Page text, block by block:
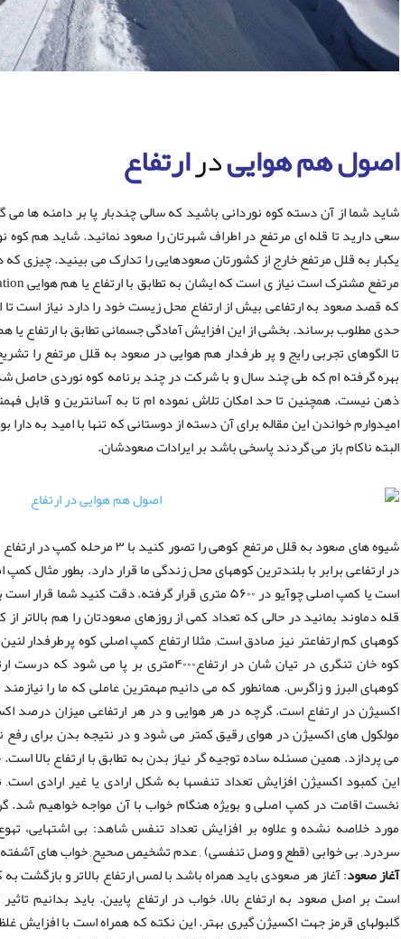
اصولهم هواییدرارتفاع
شاید شما از آن دسته کوه نوردانی باشید که سالی چندبار پا بر دامنه ها می
سعی دارید تا قله ای مرتفع در اطراف شهرتان را صعود نمائید. شاید هم
یکبار به قلل مرتفع خارج از کشورتان صعودهایی را تدارک می بینید. چیزی که
مرتفع مشترک است نیاز ی است که ایشان به تطابق با ارتفاع یا هم هوایی
که قصد صعود به ارتفاعی بیش از ارتفاع محل زیست خود را دارد نیاز است تا
حدی مطلوب برساند. بخشی از این افزایش آمادگی جسمانی تطابق با ارتفاع
تا الگوهای تجربی رایج و پر طرفدار هم هوایی در صعود به قلل مرتفع را
بهره گرفته ام که طی چند سال و با شرکت در چند برنامه کوه نوردی حاصل
ذهن نیست. همچنین تا حد امکان تلاش نموده ام تا به آسانترین و قابل
امیدوارم خواندن این مقاله برای آن دسته از دوستانی که تنها با امید به
البته ناکام باز می گردند پاسخی باشد بر ایرادات صعودشان.
شیوه های صعود به قلل مرتفع کوهی را
قله دماوند بمانید در حالی که تعداد کمی از روزهای صعودتان را هم
کوه خان تنگری در تیان شان در ارتفاع۴۰۰۰متری
کوههای البرز و زاگرس. همانطور که می دانیم مهمترین عاملی که ما را
مولکول های اکسیژن در هوای رقیق کمتر می شود و در نتیجه بدن برای رفع
می پردازد. همین مسئله ساده توجیه گر نیاز بدن به تطابق با ارتفاع بالا
این کمبود اکسیژن افزایش تعداد تنفسها به شکل ارادی یا غیر ارادی
نخست اقامت در کمپ اصلی و بویژه هنگام خواب با آن مواجه خواهیم شد.
مورد خلاصه نشده و علاوه بر افزایش تعداد تنفس شاهد: بی اشتهایی،
سردرد, بی خوابی (قطع و وصل تنفسی) , عدم تشخیص صحیح, خواب های آشفته
آغاز صعود: آغاز هر صعودی باید همراه باشد با لمس ارتفاع بالاتر و بازگشت
است بر اصل صعود به ارتفاع بالا، خواب در ارتفاع پایین. باید بدانیم
گلبولهای قرمز جهت اکسیژن گیری بهتر. این نکته که همراه است با افزایش